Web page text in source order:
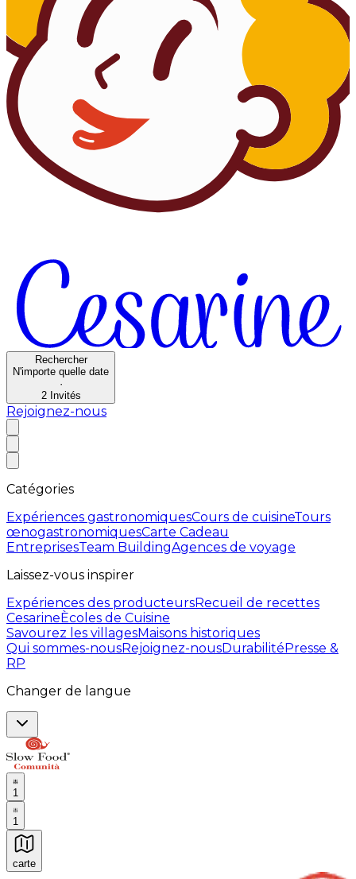
Rechercher
N'importe quelle date
·
2 Invités
Rejoignez-nous
Catégories
Expériences gastronomiquesCours de cuisineTours
œnogastronomiquesCarte Cadeau
EntreprisesTeam BuildingAgences de voyage
Laissez-vous inspirer
Expériences des producteursRecueil de recettes
CesarineÈcoles de Cuisine
Savourez les villagesMaisons historiques
Qui sommes-nousRejoignez-nousDurabilitéPresse &
RP
Changer de langue
1
1
carte